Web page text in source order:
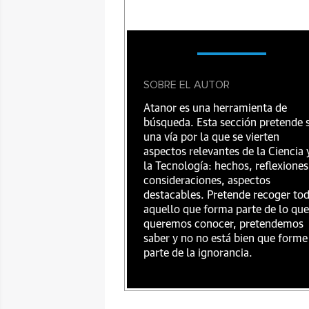
SOBRE EL AUTOR
Atanor es una herramienta de
búsqueda. Esta sección pretende
una vía por la que se vierten
aspectos relevantes de la Ciencia
la Tecnología: hechos,
consideraciones, aspectos
destacables. Pretende recoger
aquello que forma parte de lo que
queremos conocer, pretendemos
saber y no no está bien que forme
parte de la ignorancia.